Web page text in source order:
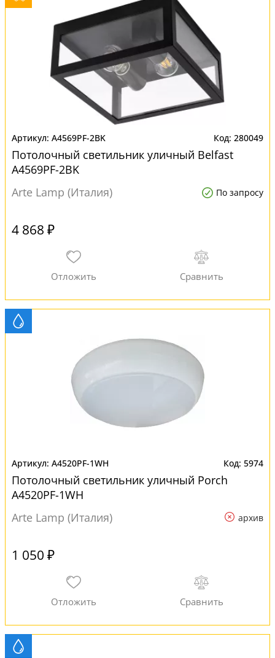
A4569PF-2BK 280049
Потолочный светильник уличный Belfast
A4569PF-2BK
Arte Lamp (Италия)
По запросу
4 868 ₽
A4520PF-1WH 5974
Потолочный светильник уличный Porch
A4520PF-1WH
Arte Lamp (Италия)
архив
1 050 ₽